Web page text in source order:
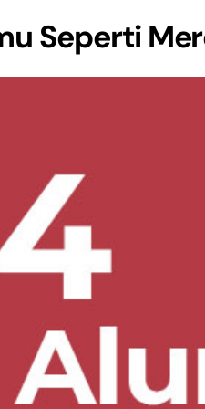
Seperti